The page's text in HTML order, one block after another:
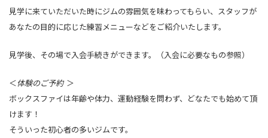
見学に来ていただいた時にジムの雰囲気を味わってもらい、スタッフが
あなたの目的に応じた練習メニューなどをご紹介いたします。
見学後、その場で入会手続きができます。（入会に必要なもの参照）
＜体験のご予約 ＞
ボックスファイは年齢や体力、運動経験を問わず、どなたでも始めて頂
けます！
そういった初心者の多いジムです。